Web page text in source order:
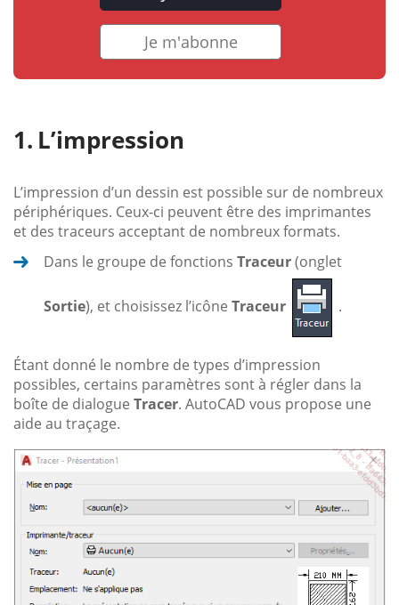
Je m'abonne
L’impression
L’impression d’un dessin est possible sur de nombreux
périphériques. Ceux-ci peuvent être des imprimantes
et des traceurs acceptant de nombreux formats.
Dans le groupe de fonctions Traceur(onglet
Sortie), et choisissez l’icône Traceur .
Étant donné le nombre de types d’impression
possibles, certains paramètres sont à régler dans la
boîte de dialogue Tracer. AutoCAD vous propose une
aide au traçage.